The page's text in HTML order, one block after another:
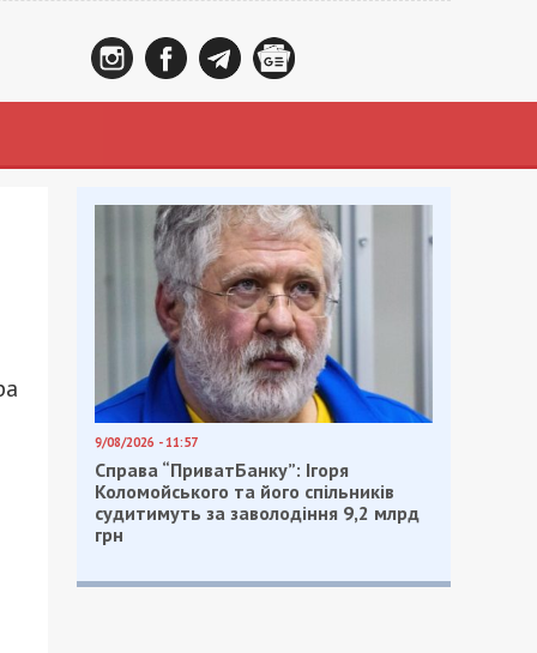
9/08/2026 - 11:57
Справа “ПриватБанку”: Ігоря
Коломойського та його спільників
судитимуть за заволодіння 9,2 млрд
грн